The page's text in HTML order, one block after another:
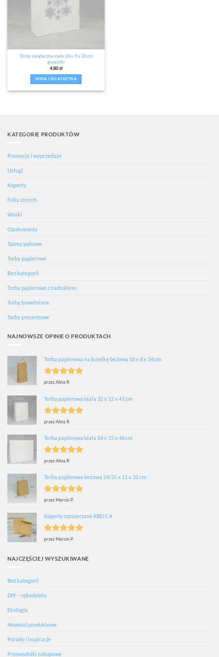
Torby świąteczne małe 24 x 9 x 33 cm
gwiazdki
4,80zł
DODAJ DO KOSZYKA
KATEGORIE PRODUKTÓW
Promocje i wyprzedaże
Usługi
Koperty
Folia stretch
Worki
Opakowania
Taśmy pakowe
Torby papierowe
Bez kategorii
Torby papierowe z nadrukiem
Torby bawełniane
Torby prezentowe
NAJNOWSZE OPINIE O PRODUKTACH
Torba papierowa na butelkę beżowa 18 x 8 x 34 cm
Oceniono
przez Alina R
Torba papierowa biała 32 x 12 x 41 cm
Oceniono
przez Alina R
Torba papierowa biała 54 x 15 x 46 cm
Oceniono
przez Alina R
Torba papierowa beżowa 24/25 x 11 x 32 cm
Oceniono
przez Marcin P.
Koperty rozszerzane RBD C4
Oceniono
przez Marcin P.
NAJCZĘŚCIEJ WYSZUKIWANE
Bez kategorii
DIY – rękodzieło
Ekologia
Nowości produktowe
Porady i inspiracje
Przewodniki zakupowe